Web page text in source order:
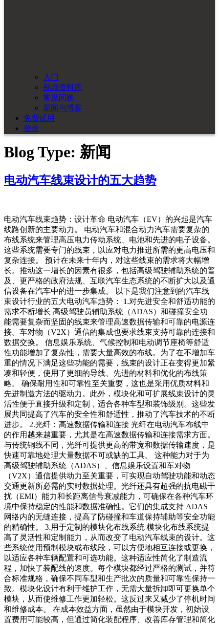
入门
视频资料库
常见问题
新闻与博客
免费试用
登录
Blog Type: 新闻
电动汽车线束设计的五大趋势
电动汽车线束趋势：设计革命 电动汽车（EV）的兴起是汽车
线路创新的主要动力。 电动汽车和混合动力汽车需要复杂的
布线系统来管理高压电力传动系统、电池和先进的电子设备。
这些系统需要专门的线束，以应对电力推进所需的更高电压和
复杂连接。 预计在未来十年内，对这些线束的需求将大幅增
长。推动这一增长的因素有很多，包括高级驾驶辅助系统的普
及、更严格的政府法规、互联汽车生态系统的不断扩大以及通
信设备在汽车中的进一步集成。 以下是我们注意到的汽车线
束设计行业的五大电动汽车趋势： 1.对先进安全和舒适功能的
需求不断增长 高级驾驶员辅助系统（ADAS）和碰撞安全功
能需要复杂而坚固的线束来管理高速数据传输和可靠的电源连
接。车对物（V2X）通信的集成也要求线束支持可靠的连接和
数据交换。 信息娱乐系统、气候控制和电动调节座椅等舒适
性功能增加了复杂性，需要大量高效的布线。为了在不增加车
重的情况下满足这些功能的需要，线束的设计正在变得更加紧
凑和轻便，使用了更细的导线、先进的材料和优化的布线策
略。 确保耐用性和可靠性至关重要，这也是采用优质材料和
先进制造方法的驱动力。此外，模块化和可扩展线束设计的灵
活性便于直接升级和定制，适合各种车型和装饰级别。这些发
展共同提高了汽车的安全性和舒适性，推动了汽车技术的不断
进步。 2.光纤：高速数据传输和连接 光纤在电动汽车布线中
的作用越来越重要，尤其是在高速数据传输和连接需求方面。
与传统铜线不同，光纤可提供更高的带宽和数据传输速度，是
快速可靠地处理大量数据不可或缺的工具。 这种能力对于为
高级驾驶辅助系统（ADAS）、信息娱乐设置和车对物
（V2X）通信提供动力至关重要，可实现自动驾驶功能和动态
交通更新所必需的实时数据处理。光纤还具有超强的抗电磁干
扰（EMI）能力和长距离信号衰减能力，可确保在各种汽车环
境中保持稳定的性能和数据准确性。它们的集成支持 ADAS
网络内的无缝连接，提高了防碰撞和车道保持辅助等安全功能
的精确性。 3.用于定制的模块化布线系统 模块化布线系统提
高了灵活性和定制能力，从而改变了电动汽车线束的设计。这
些系统使用预制模块或布线段，可以方便地相互连接或更换，
以适应各种车辆配置和可选功能。这种适应性简化了制造流
程，加快了装配线的速度。每个模块都经过严格的测试，并符
合标准规格，确保不同车型和生产批次的质量和可靠性保持一
致。模块化设计有利于维护工作，无需大量拆卸即可更换单个
模块，从而使维修工作更加轻松。这反过来又减少了停机时间
和维修成本。 在成本效益方面，虽然由于模块开发，初始设
置费用可能较高，但通过简化装配程序、改善库存管理和简化